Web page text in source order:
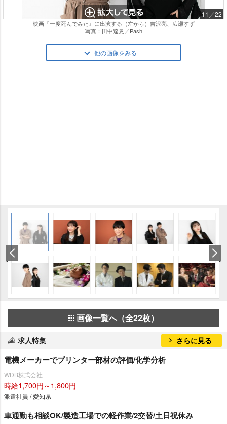
11／22
映画『一度死んでみた』に出演する（左から）吉沢亮、広瀬すず
写真：田中達晃／Pash
他の画像をみる
画像一覧へ（全22枚）
求人特集 さらに見る
電機メーカーでプリンター部材の評価/化学分析
WDB株式会社
時給1,700円～1,800円
派遣社員 / 愛知県
車通勤も相談OK/製造工場での軽作業/2交替/土日祝休み